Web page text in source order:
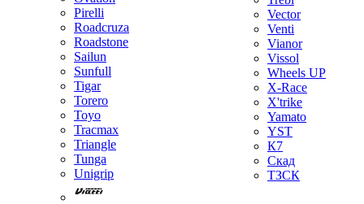
Pirelli
Roadcruza
Roadstone
Sailun
Sunfull
Tigar
Torero
Toyo
Tracmax
Triangle
Tunga
Unigrip
Vector
Venti
Vianor
Vissol
Wheels UP
X-Race
X'trike
Yamato
YST
К7
Скад
ТЗСК